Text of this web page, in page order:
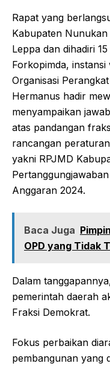
Rapat yang
Kabupaten Nunukan
Leppa dan dihadiri
Forkopimda,
Organisasi
Hermanus hadir
menyampaikan
atas pandangan
rancangan
yakni RPJMD
Anggaran 2024.
Baca Juga
OPD yang Tidak
Dalam
pemerintah daerah
Fraksi Demokrat.
Fokus perbaikan
pembangunan yang